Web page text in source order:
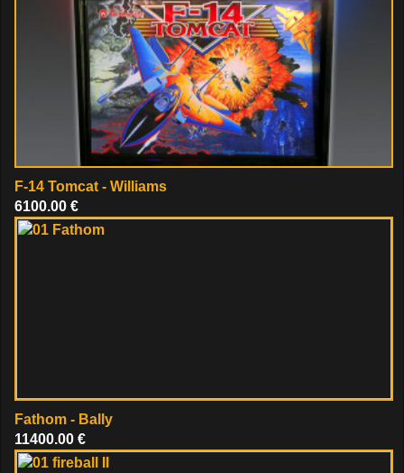
F-14 Tomcat - Williams
6100.00 €
Fathom - Bally
11400.00 €